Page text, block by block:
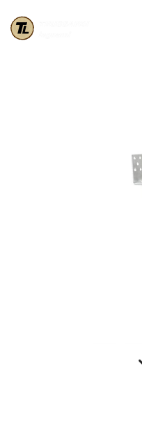
STAFFA